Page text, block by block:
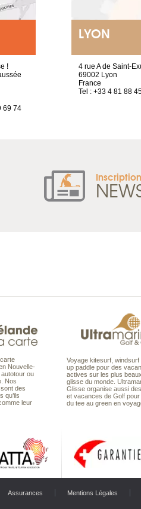
!
69 74
LYON
4 rue A de Saint-
69002 Lyon
France
Tel : +33 4 81 88
Inscription
Nouvelle-
ou
Nos
des
qu’ils
leur
Voyage kitesurf, windsurf
up paddle pour des
actives sur les plus
glisse du monde.
Glisse organise aussi
et vacances de Golf
du tee au green en
Assurances Mentions Légales